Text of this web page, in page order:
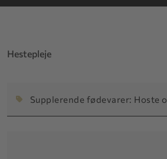
Hestepleje
Supplerende fødevarer: Hoste